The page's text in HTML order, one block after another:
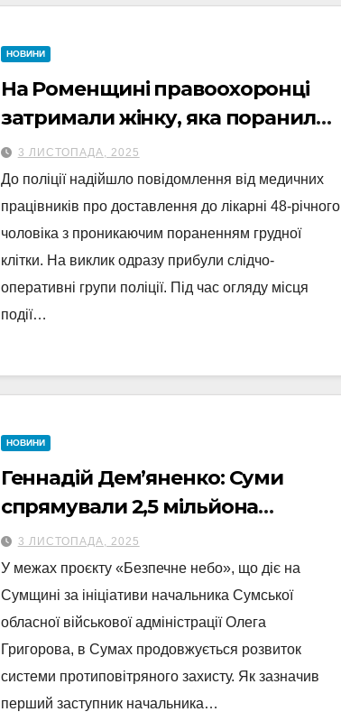
НОВИНИ
На Роменщині правоохоронці
затримали жінку, яка поранила
ножем свого чоловіка
3 ЛИСТОПАДА, 2025
До поліції надійшло повідомлення від медичних
працівників про доставлення до лікарні 48-річного
чоловіка з проникаючим пораненням грудної
клітки. На виклик одразу прибули слідчо-
оперативні групи поліції. Під час огляду місця
події…
НОВИНИ
Геннадій Дем’яненко: Суми
спрямували 2,5 мільйона
гривень на перехоплювачі
ворожих безпілотників
3 ЛИСТОПАДА, 2025
У межах проєкту «Безпечне небо», що діє на
Сумщині за ініціативи начальника Сумської
обласної військової адміністрації Олега
Григорова, в Сумах продовжується розвиток
системи протиповітряного захисту. Як зазначив
перший заступник начальника…